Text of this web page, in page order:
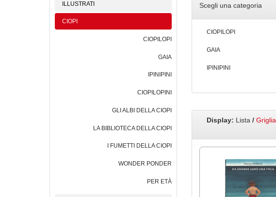
ILLUSTRATI
CIOPI
CIOPILOPI
GAIA
IPINIPINI
CIOPILOPINI
GLI ALBI DELLA CIOPI
LA BIBLIOTECA DELLA CIOPI
I FUMETTI DELLA CIOPI
WONDER PONDER
PER ETÀ
Scegli una categoria
CIOPILOPI
GAIA
IPINIPINI
Display: Lista / Griglia